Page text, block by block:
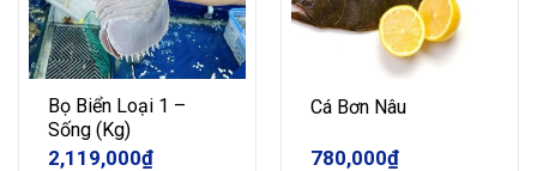
Bọ Biển Loại 1 –
Sống (Kg)
2,119,000₫
Cá Bơn Nâu
780,000₫